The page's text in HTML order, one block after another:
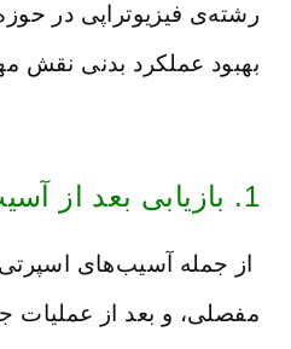
رشته‌ی فیزیوتراپی در
بهبود عملکرد بدنی نقش
1. بازیابی بعد از آسیب:
از جمله آسیب‌های
مفصلی، و بعد از عملیات